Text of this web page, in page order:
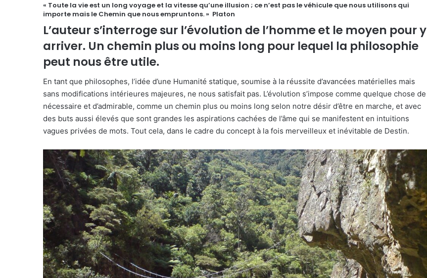
« Toute la vie est un long voyage et la vitesse qu’une illusion ; ce n’est pas le véhicule que nous utilisons qui
importe mais le Chemin que nous empruntons. » Platon
L’auteur s’interroge sur l’évolution de l’homme et le moyen pour y
arriver. Un chemin plus ou moins long pour lequel la philosophie
peut nous être utile.
En tant que philosophes, l’idée d’une Humanité statique, soumise à la réussite d’avancées matérielles mais
sans modifications intérieures majeures, ne nous satisfait pas. L’évolution s’impose comme quelque chose de
nécessaire et d’admirable, comme un chemin plus ou moins long selon notre désir d’être en marche, et avec
des buts aussi élevés que sont grandes les aspirations cachées de l’âme qui se manifestent en intuitions
vagues privées de mots. Tout cela, dans le cadre du concept à la fois merveilleux et inévitable de Destin.